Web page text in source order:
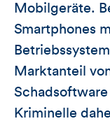
Mobilgeräte.
Smartphones
Marktanteil
Kriminelle